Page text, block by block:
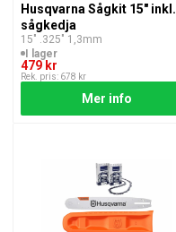
Husqvarna Sågkit 15" inkl.
sågkedja
15″ .325″ 1,3mm
I lager
479 kr
Rek. pris: 678 kr
Mer info